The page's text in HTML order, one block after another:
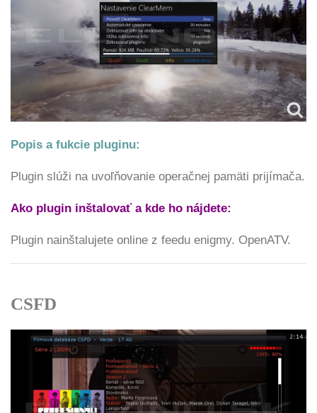
Popis a fukcie pluginu:
Plugin slúži na uvoľňovanie operačnej pamäti prijímača.
Ako plugin inštalovať a kde ho nájdete:
Plugin nainštalujete online z feedu enigmy. OpenATV.
CSFD